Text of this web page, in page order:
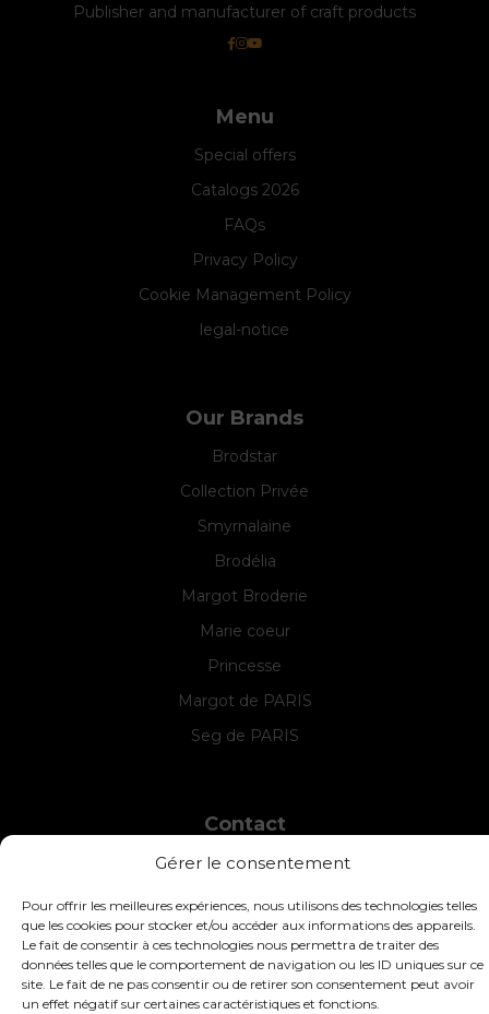
Gérer le consentement
Pour offrir les meilleures expériences, nous utilisons des technologies telles
que les cookies pour stocker et/ou accéder aux informations des appareils.
Le fait de consentir à ces technologies nous permettra de traiter des
données telles que le comportement de navigation ou les ID uniques sur ce
site. Le fait de ne pas consentir ou de retirer son consentement peut avoir
un effet négatif sur certaines caractéristiques et fonctions.
Publisher and manufacturer of craft products
Menu
Special offers
Catalogs 2026
FAQs
Privacy Policy
Cookie Management Policy
legal-notice
Our Brands
Brodstar
Collection Privée
Smyrnalaine
Brodélia
Margot Broderie
Marie coeur
Princesse
Margot de PARIS
Seg de PARIS
Contact
INTERSTISS
42360 Panissières
France
+33 (0)4 74 01 99 80
commandes@interstiss.com